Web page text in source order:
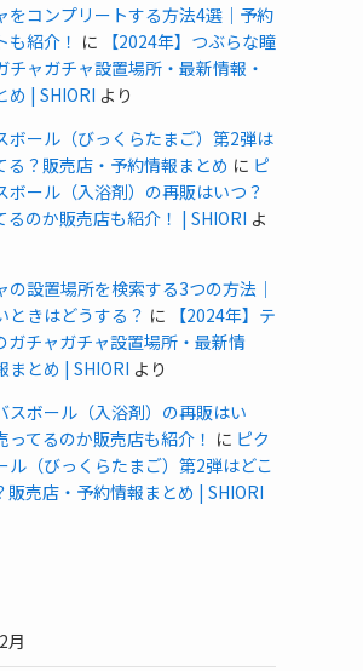
をコンプリートする方法4選｜予約
も紹介！ に
【2024年】つぶらな瞳
チャガチャ設置場所・最新情報・
め | SHIORI より
ボール（びっくらたまご）第2弾は
る？販売店・予約情報まとめ に ピ
ボール（入浴剤）の再販はいつ？
るのか販売店も紹介！ | SHIORI よ
の設置場所を検索する3つの方法｜
ときはどうする？ に
【2024年】テ
ガチャガチャ設置場所・最新情
まとめ | SHIORI より
スボール（入浴剤）の再販はい
ってるのか販売店も紹介！ に ピク
ル（びっくらたまご）第2弾はどこ
販売店・予約情報まとめ | SHIORI
月